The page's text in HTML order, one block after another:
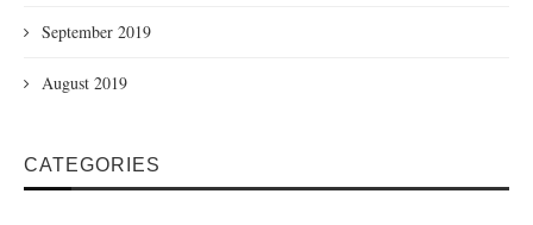
September 2019
August 2019
CATEGORIES